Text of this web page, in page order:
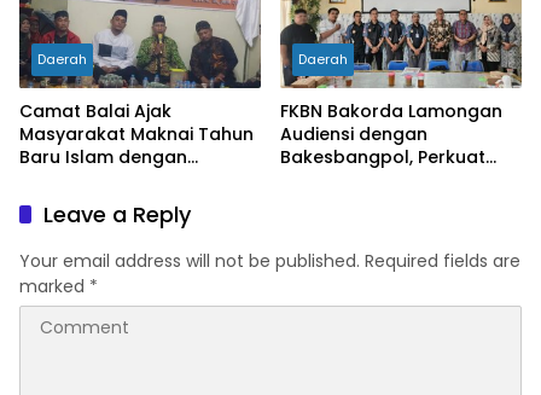
Daerah
Camat Balai Ajak
Masyarakat Maknai Tahun
Baru Islam dengan
Kebersamaan
Daerah
FKBN Bakorda Lamongan
Audiensi dengan
Bakesbangpol, Perkuat
Leave a Reply
Your email address will not be published. Required fields are
marked *